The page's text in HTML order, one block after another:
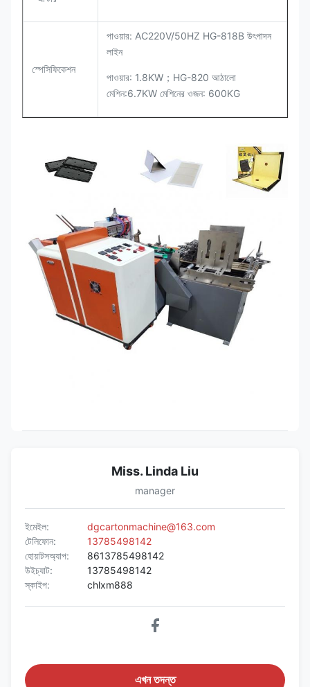
স্পেসিফিকেশন
পাওয়ার: AC220V/50HZ HG-818B উৎপাদন
লাইন
পাওয়ার: 1.8KW；HG-820 আঠালো
মেশিন:6.7KW মেশিনের ওজন: 600KG
Miss. Linda Liu
manager
ইমেইল:
dgcartonmachine@163.com
টেলিফোন:
13785498142
হোয়াটসঅ্যাপ:
8613785498142
উইচ্যাট:
13785498142
স্কাইপ:
chlxm888
এখন তদন্ত